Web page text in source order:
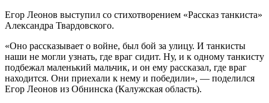
Егор Леонов выступил со стихотворением «Рассказ танкиста»
Александра Твардовского.
«Оно рассказывает о войне, был бой за улицу. И танкисты
наши не могли узнать, где враг сидит. Ну, и к одному танкисту
подбежал маленький мальчик, и он ему рассказал, где враг
находится. Они приехали к нему и победили», — поделился
Егор Леонов из Обнинска (Калужская область).